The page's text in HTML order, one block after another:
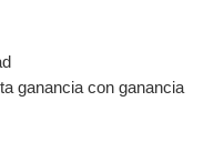
ganancia con ganancia